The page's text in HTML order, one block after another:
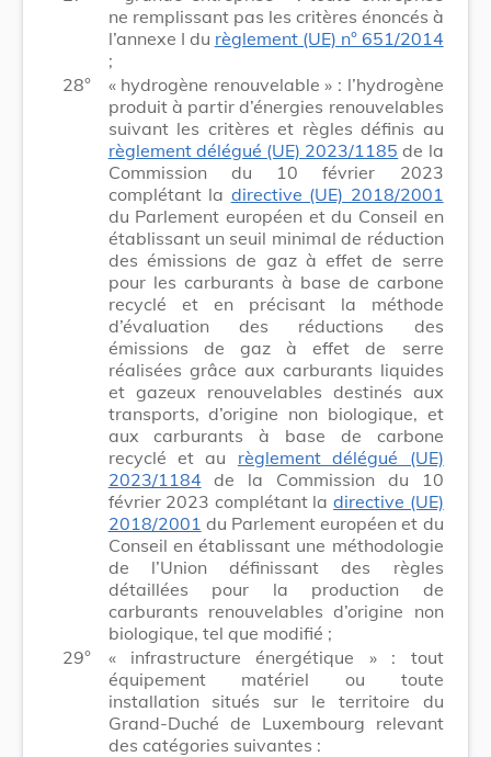
ne remplissant pas les critères énoncés à
l’annexe I du règlement (UE) n° 651/2014
;
28°
« hydrogène renouvelable » : l’hydrogène
produit à partir d’énergies renouvelables
suivant les critères et règles définis au
règlement délégué (UE) 2023/1185 de la
Commission du 10 février 2023
complétant la directive (UE) 2018/2001
du Parlement européen et du Conseil en
établissant un seuil minimal de réduction
des émissions de gaz à effet de serre
pour les carburants à base de carbone
recyclé et en précisant la méthode
d’évaluation des réductions des
émissions de gaz à effet de serre
réalisées grâce aux carburants liquides
et gazeux renouvelables destinés aux
transports, d’origine non biologique, et
aux carburants à base de carbone
recyclé et au règlement délégué (UE)
2023/1184 de la Commission du 10
février 2023 complétant ladirective (UE)
2018/2001 du Parlement européen et du
Conseil en établissant une méthodologie
de l’Union définissant des règles
détaillées pour la production de
carburants renouvelables d’origine non
biologique, tel que modifié ;
29°
« infrastructure énergétique » : tout
équipement matériel ou toute
installation situés sur le territoire du
Grand-Duché de Luxembourg relevant
des catégories suivantes :